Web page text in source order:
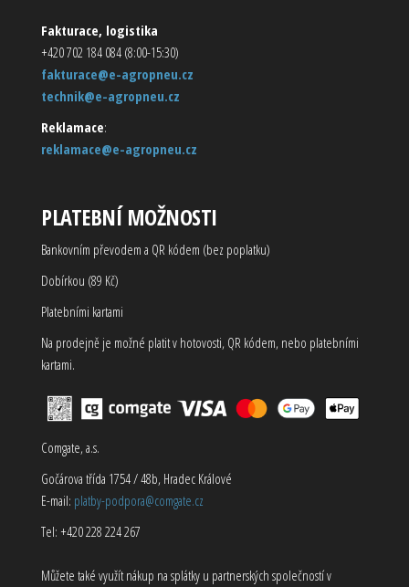
Fakturace, logistika
+420 702 184 084 (8:00-15:30)
fakturace@e-agropneu.cz
technik@e-agropneu.cz
Reklamace:
reklamace@e-agropneu.cz
PLATEBNÍ MOŽNOSTI
Bankovním převodem a QR kódem (bez poplatku)
Dobírkou (89 Kč)
Platebními kartami
Na prodejně je možné platit v hotovosti, QR kódem, nebo platebními
kartami.
Comgate, a.s.
Gočárova třída 1754 / 48b, Hradec Králové
E-mail: platby-podpora@comgate.cz
Tel: +420 228 224 267
Můžete také využít nákup na splátky u partnerských společností v